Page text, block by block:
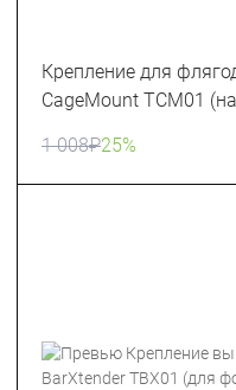
Крепление для
CageMount TCM01
1 008₽25%